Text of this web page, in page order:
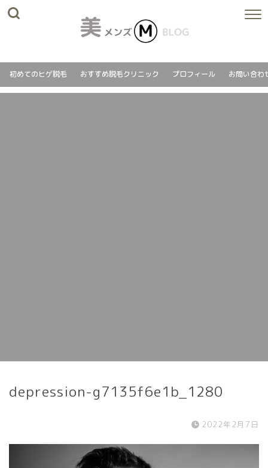
初めてのヒゲ脱毛 おすすめ脱毛クリニック プロフィール お問い合わ
depression-g7135f6e1b_1280
2022年2月7日